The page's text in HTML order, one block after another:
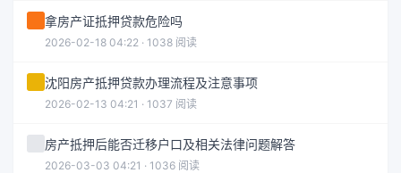
拿房产证抵押贷款危险吗
2026-02-18 04:22 · 1038 阅读
沈阳房产抵押贷款办理流程及注意事项
2026-02-13 04:21 · 1037 阅读
房产抵押后能否迁移户口及相关法律问题解答
2026-03-03 04:21 · 1036 阅读